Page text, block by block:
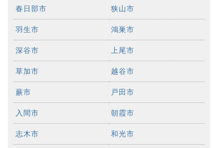
春日部市 狭山市
羽生市 鴻巣市
深谷市 上尾市
草加市 越谷市
蕨市 戸田市
入間市 朝霞市
志木市 和光市